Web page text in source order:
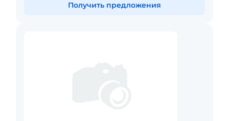
Получить предложения